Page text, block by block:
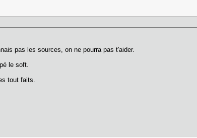
pas les sources, on ne pourra pas t'aider.
le soft.
tout faits.